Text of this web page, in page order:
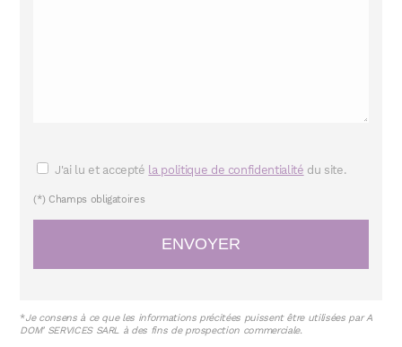
J'ai lu et accepté la politique de confidentialité du site.
(*) Champs obligatoires
*Je consens à ce que les informations précitées puissent être utilisées par A
DOM’ SERVICES SARL à des fins de prospection commerciale.